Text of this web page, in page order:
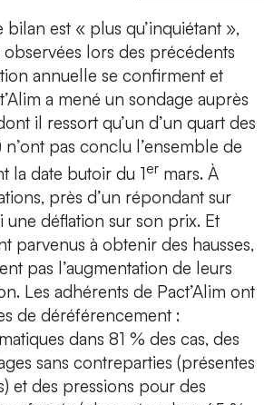
bilan est « plus qu’inquiétant »,
lors des précédents
annuelle se confirment et
a mené un sondage auprès
il ressort qu’un d’un quart des
pas conclu l’ensemble de
la date butoir du 1er mars. À
près d’un répondant sur
une déflation sur son prix. Et
parvenus à obtenir des hausses,
pas l’augmentation de leurs
Les adhérents de Pact’Alim ont
de déréférencement :
dans 81 % des cas, des
sans contreparties (présentes
et des pressions pour des